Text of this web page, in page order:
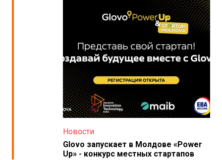
Новости
Glovo запускает в Молдове «Power
Up» - конкурс местных стартапов